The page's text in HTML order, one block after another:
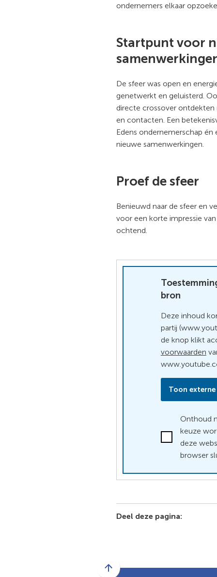
ondernemers elkaar
Startpunt voor
De sfeer was open en
genetwerkt en geluisterd.
directe crossover
en contacten. Een
Edens ondernemerschap
nieuwe samenwerkingen.
Proef de sfeer
Benieuwd naar de sfeer en
voor een korte impressie
ochtend.
bron
Deze inhoud
partij
de knop klikt
voorwaarden
Toon
Ik
accepteer
voorwaarden
Onthoud
keuze
deze
browser
Deel deze pagina:
Scroll